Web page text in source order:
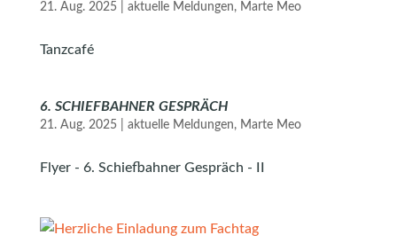
21. Aug. 2025| aktuelle Meldungen, Marte Meo
Tanzcafé
6. SCHIEFBAHNER GESPRÄCH
21. Aug. 2025| aktuelle Meldungen, Marte Meo
Flyer - 6. Schiefbahner Gespräch - II